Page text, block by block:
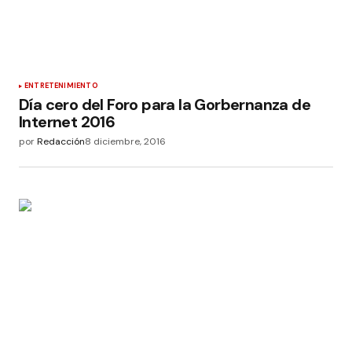
ENTRETENIMIENTO
Día cero del Foro para la Gorbernanza de
Internet 2016
porRedacción8 diciembre, 2016